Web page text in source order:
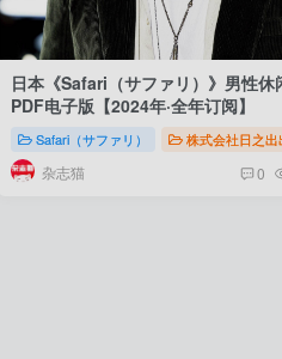
Safari（サファリ）日本男士时尚生活杂志
日本《Safari（サファリ）》男性休
PDF电子版【2024年·全年订阅】
Safari（サファリ） 株式会社日之出
杂志猫 0